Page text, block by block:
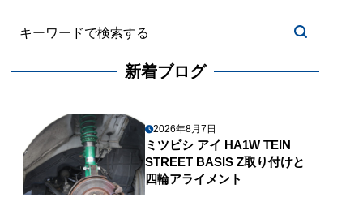
新着ブログ
2026年8月7日
ミツビシ アイ HA1W TEIN
STREET BASIS Z取り付けと
四輪アライメント